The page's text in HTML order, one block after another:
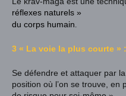
réflexes naturels »
du corps humain
3 « La voie la plus courte » :
Se défendre et attaquer par
position où l’on se trouve, en